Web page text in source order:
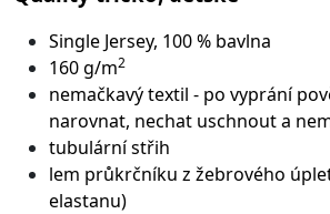
Single Jersey, 100 % bavlna
160 g/m2
nemačkavý textil - po vyprání
narovnat, nechat uschnout a
tubulární střih
lem průkrčníku z žebrového
elastanu)